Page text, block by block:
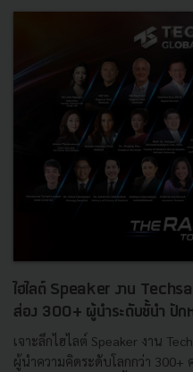
ไฮไลต์ Speaker งาน
ส่อง 300+ ผู้นำระดับชั้นำ ปัก
เจาะลึกไฮไลต์ Speaker งาน
ผู้นำความคิดระดับโลกกว่า 300+